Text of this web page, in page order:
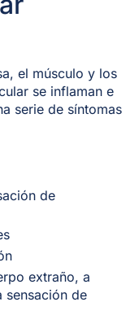
el músculo y los
se inflaman e
serie de síntomas
de
extraño, a
sensación de